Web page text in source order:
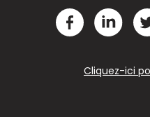
Cliquez-ici